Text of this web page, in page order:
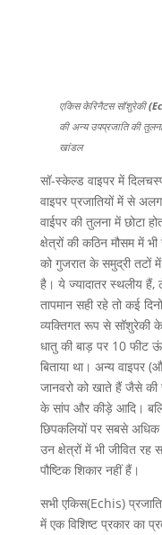
एकिस केरिनैटस सॉशुरेकी
की अन्य उपप्रजाति की
खांडल
सॉ-स्केल्ड वाइपर में
वाइपर प्रजातियों में से
वाईपर की तुलना में छोटा
क्षेत्रों की कठिन मौसम में
को गुजरात के समुद्री तटों में
है। ये ज्यादातर स्थलीय हैं,
तापमान सही रहे तो कई
व्यक्तिगत रूप से सॉशुरेकी
धातु की बाड़ पर 10 फीट
बिताया था। अन्य वाइपर
जानवरो को खाते हैं जैसे की
के सांप और कीड़े आदि।
छिपकलियों पर सबसे अधिक
उन क्षेत्रों में भी जीवित
पौष्टिक शिकार नहीं हैं।
सभी एकिस(Echis)
में एक विशिष्ट प्रकार का